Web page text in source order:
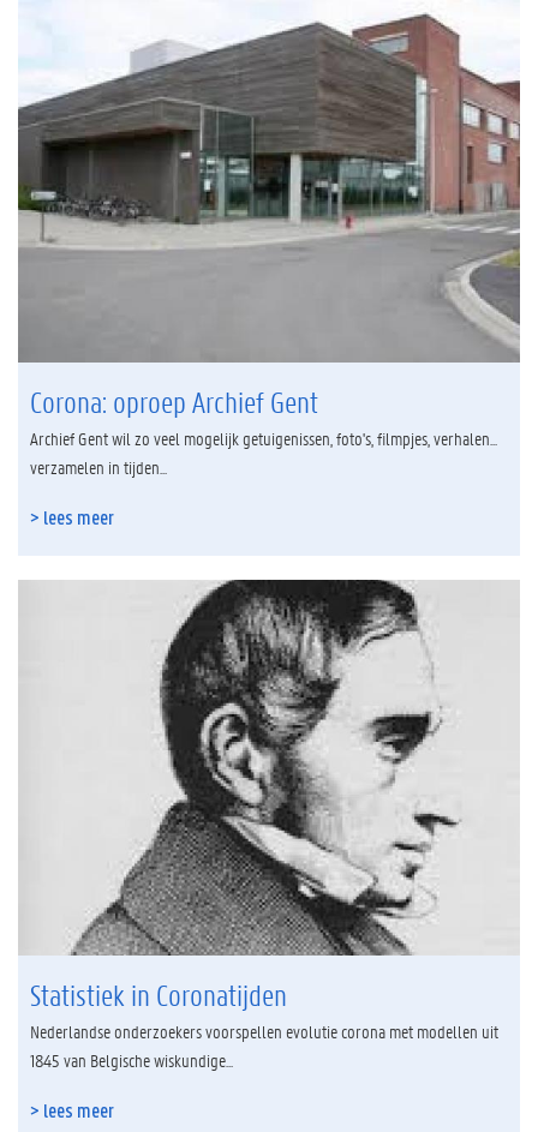
Corona: oproep Archief Gent
Archief Gent wil zo veel mogelijk getuigenissen, foto's, filmpjes, verhalen...
verzamelen in tijden...
> lees meer
Statistiek in Coronatijden
Nederlandse onderzoekers voorspellen evolutie corona met modellen uit
1845 van Belgische wiskundige...
> lees meer